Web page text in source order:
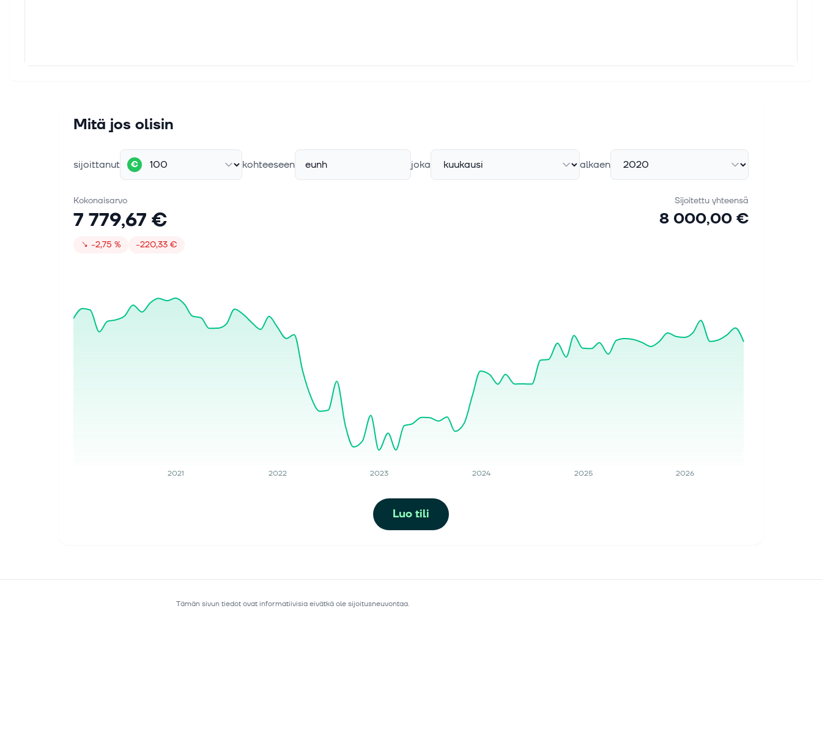
Mitä jos olisin
sijoittanut € kohteeseen eunh joka alkaen
Kokonaisarvo
7 779,67 €
↘ −2,75 % −220,33 €
Sijoitettu yhteensä
8 000,00 €
2021 2022 2023 2024 2025 2026
Luo tili
Tämän sivun tiedot ovat informatiivisia eivätkä ole sijoitusneuvontaa.